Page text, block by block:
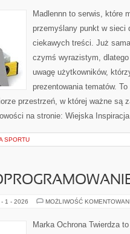
Madlennn to serwis, które
przemyślany punkt w sieci
ciekawych treści. Już
czymś wyrazistym,
uwagę użytkowników,
prezentowania tematów.
przestrzeń, w której ważne są
na stronie: Wiejska
SPORTU
- 1 - 2026 MOŻLIWOŚĆ
Marka Ochrona Twierdza